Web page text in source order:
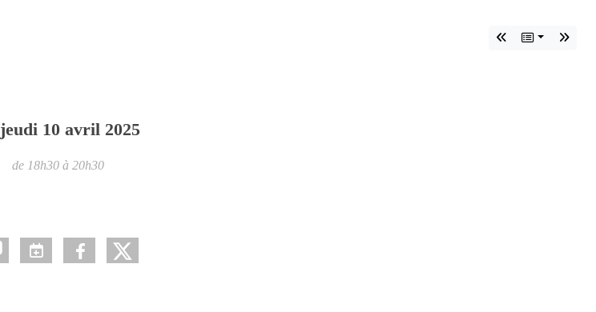
jeudi 10 avril 2025
de 18h30 à 20h30